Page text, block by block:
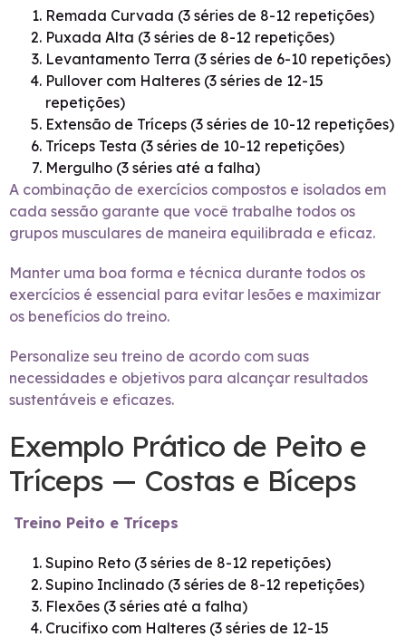
Remada Curvada (3 séries de 8-12 repetições)
Puxada Alta (3 séries de 8-12 repetições)
Levantamento Terra (3 séries de 6-10 repetições)
Pullover com Halteres (3 séries de 12-15
repetições)
Extensão de Tríceps (3 séries de 10-12 repetições)
Tríceps Testa (3 séries de 10-12 repetições)
Mergulho (3 séries até a falha)
A combinação de exercícios compostos e isolados em
cada sessão garante que você trabalhe todos os
grupos musculares de maneira equilibrada e eficaz.
Manter uma boa forma e técnica durante todos os
exercícios é essencial para evitar lesões e maximizar
os benefícios do treino.
Personalize seu treino de acordo com suas
necessidades e objetivos para alcançar resultados
sustentáveis e eficazes.
Exemplo Prático de Peito e
Tríceps — Costas e Bíceps
Treino Peito e Tríceps
Supino Reto (3 séries de 8-12 repetições)
Supino Inclinado (3 séries de 8-12 repetições)
Flexões (3 séries até a falha)
Crucifixo com Halteres (3 séries de 12-15